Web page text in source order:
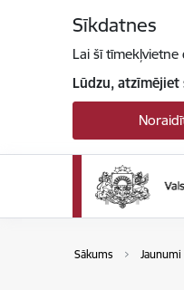
Sīkdatnes
Lai šī
Lūdzu, atzīmējiet
Sākums Jaunumi